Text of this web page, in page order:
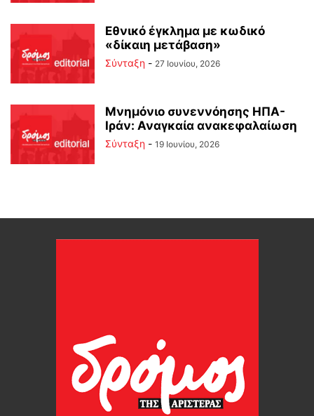
Εθνικό έγκλημα με κωδικό
«δίκαιη μετάβαση»
Σύνταξη - 27 Ιουνίου, 2026
Μνημόνιο συνεννόησης ΗΠΑ-
Ιράν: Αναγκαία ανακεφαλαίωση
Σύνταξη - 19 Ιουνίου, 2026